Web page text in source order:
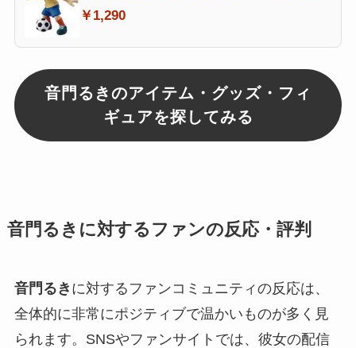
フィギュア メディアファクトリー
￥1,290
音門るきのアイテム・グッズ・フィ
ギュアを探してみる
音門るきに対するファンの反応・評判
音門るき に対するファンコミュニティの反応は、
全体的に非常にポジティブで温かいものが多く見
られます。SNSやファンサイトでは、彼女の配信